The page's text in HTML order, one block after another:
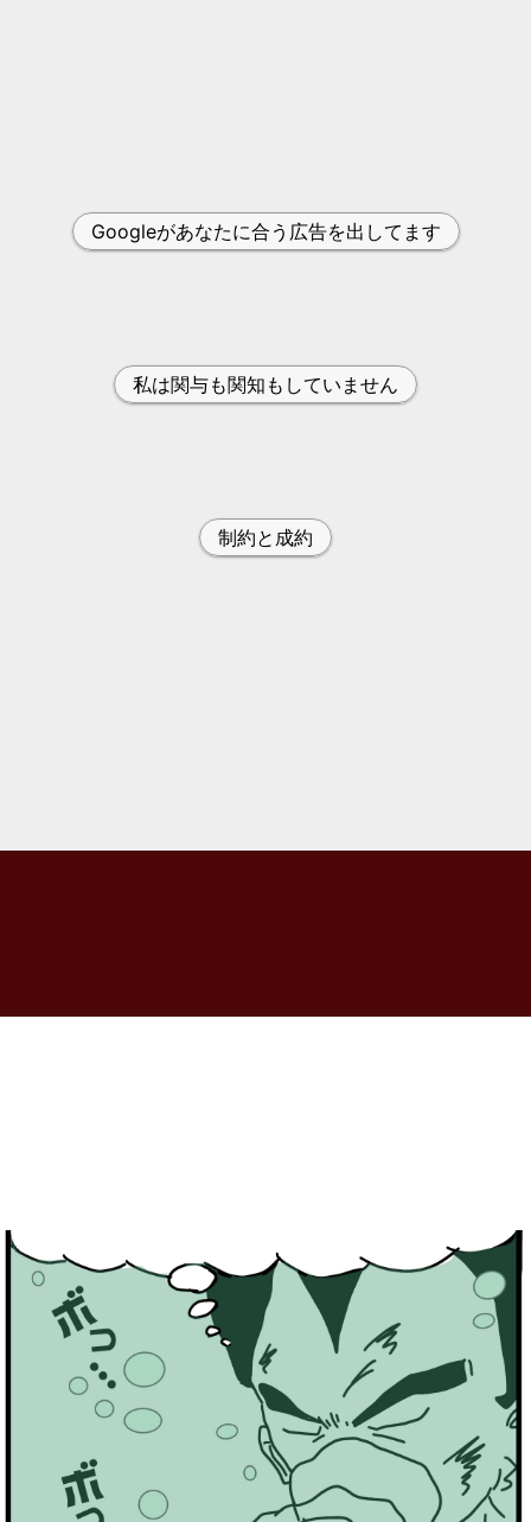
Googleがあなたに合う広告を出してます
私は関与も関知もしていません
制約と成約